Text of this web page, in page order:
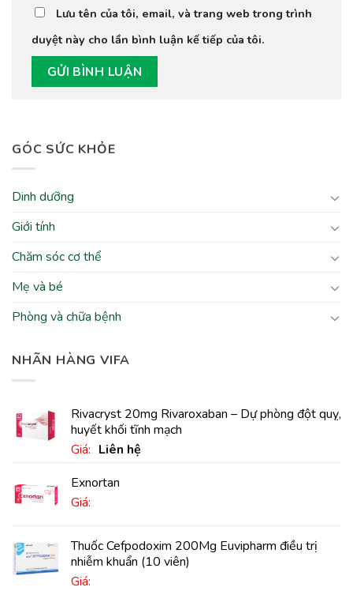
GÓC SỨC KHỎE
Dinh dưỡng
Giới tính
Chăm sóc cơ thể
Mẹ và bé
Phòng và chữa bệnh
NHÃN HÀNG VIFA
Rivacryst 20mg Rivaroxaban – Dự phòng đột quỵ,
huyết khối tĩnh mạch
Giá: Liên hệ
Exnortan
Giá:
Thuốc Cefpodoxim 200Mg Euvipharm điều trị
nhiễm khuẩn (10 viên)
Giá:
Lưu tên của tôi, email, và trang web trong trình
duyệt này cho lần bình luận kế tiếp của tôi.